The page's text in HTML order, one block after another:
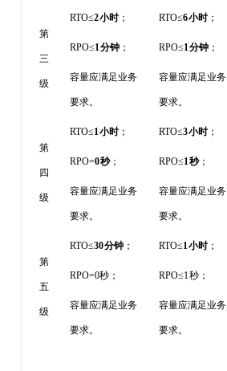
第
三
级
RTO≤2小时；
RPO≤1分钟 ；
容量应满足业务
要求。
RTO≤6小时；
RPO≤1分钟 ；
容量应满足业务
要求。
第
四
级
RTO≤1小时；
RPO=0秒；
容量应满足业务
要求。
RTO≤3小时；
RPO≤1秒；
容量应满足业务
要求。
第
五
级
RTO≤30分钟 ；
RPO=0秒；
容量应满足业务
要求。
RTO≤1小时；
RPO≤1秒；
容量应满足业务
要求。